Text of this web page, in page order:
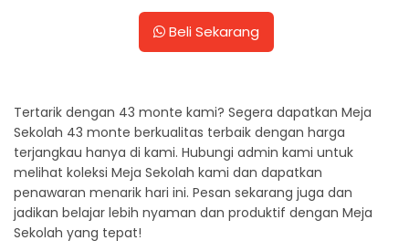
Beli Sekarang
Tertarik dengan 43 monte kami? Segera dapatkan Meja
Sekolah 43 monte berkualitas terbaik dengan harga
terjangkau hanya di kami. Hubungi admin kami untuk
melihat koleksi Meja Sekolah kami dan dapatkan
penawaran menarik hari ini. Pesan sekarang juga dan
jadikan belajar lebih nyaman dan produktif dengan Meja
Sekolah yang tepat!